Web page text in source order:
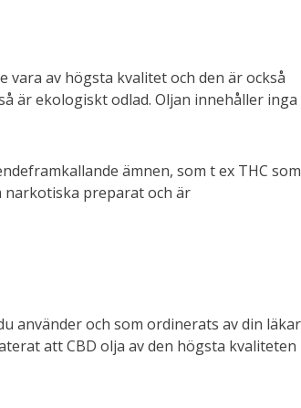
vara av högsta kvalitet och den är också
är ekologiskt odlad. Oljan innehåller inga
ämnen, som t ex THC som
narkotiska preparat och är
använder och som ordinerats av din
att CBD olja av den högsta kvaliteten